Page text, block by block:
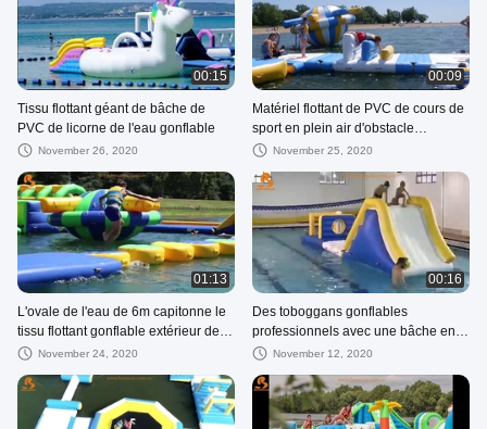
00:15
Tissu flottant géant de bâche de
PVC de licorne de l'eau gonflable
November 26, 2020
00:09
Matériel flottant de PVC de cours de
sport en plein air d'obstacle
gonflable de l'eau
November 25, 2020
01:13
L'ovale de l'eau de 6m capitonne le
tissu flottant gonflable extérieur de
PVCNovember 24, 2020
00:16
Des toboggans gonflables
professionnels avec une bâche en
PVC de 0,9 mm
November 12, 2020